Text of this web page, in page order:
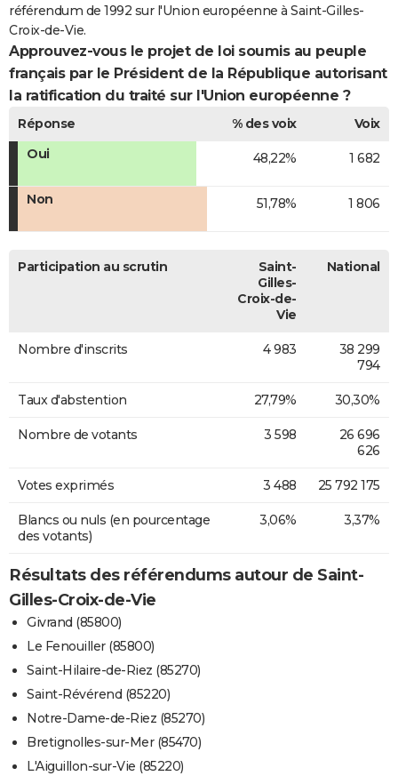
référendum de 1992 sur l'Union européenne à Saint-Gilles-
Croix-de-Vie.
Approuvez-vous le projet de loi soumis au peuple
français par le Président de la République autorisant
la ratification du traité sur l'Union européenne ?
Réponse % des voix
Voix
Oui
48,22% 1 682
Non 51,78% 1 806
Participation au scrutin
Saint-
Gilles-
Croix-de-
Vie
National
Nombre d'inscrits 4 983
38 299
794
Taux d'abstention 27,79% 30,30%
Nombre de votants 3 598
26 696
626
Votes exprimés 3 488 25 792 175
Blancs ou nuls (en pourcentage
des votants)
3,06% 3,37%
Résultats des référendums autour de Saint-
Gilles-Croix-de-Vie
Givrand (85800)
Le Fenouiller (85800)
Saint-Hilaire-de-Riez (85270)
Saint-Révérend (85220)
Notre-Dame-de-Riez (85270)
Bretignolles-sur-Mer (85470)
L'Aiguillon-sur-Vie (85220)